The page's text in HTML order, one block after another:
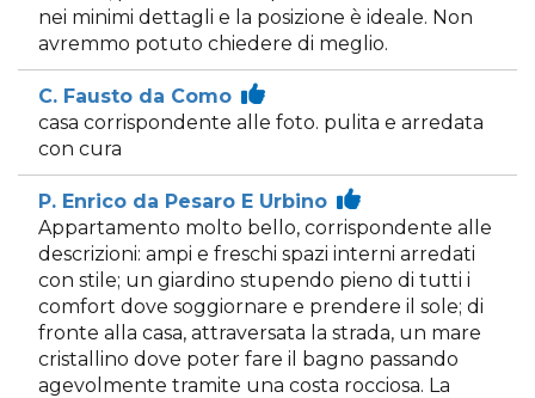
nei minimi dettagli e la posizione è ideale. Non
avremmo potuto chiedere di meglio.
C. Fausto da Como
casa corrispondente alle foto. pulita e arredata
con cura
P. Enrico da Pesaro E Urbino
Appartamento molto bello, corrispondente alle
descrizioni: ampi e freschi spazi interni arredati
con stile; un giardino stupendo pieno di tutti i
comfort dove soggiornare e prendere il sole; di
fronte alla casa, attraversata la strada, un mare
cristallino dove poter fare il bagno passando
agevolmente tramite una costa rocciosa. La